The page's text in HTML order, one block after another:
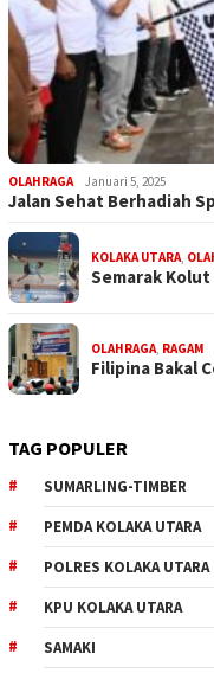
OLAHRAGA Januari 5, 2025
Jalan Sehat Berhadiah
KOLAKA UTARA
Semarak
OLAHRAGA RAGAM
Filipina Bakal
TAG POPULER
SUMARLING-TIMBER
PEMDA KOLAKA UTARA
POLRES KOLAKA UTARA
KPU KOLAKA UTARA
SAMAKI